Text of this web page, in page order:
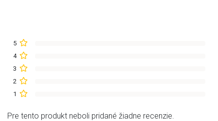
5
4
3
2
1
Pre tento produkt neboli pridané žiadne recenzie.